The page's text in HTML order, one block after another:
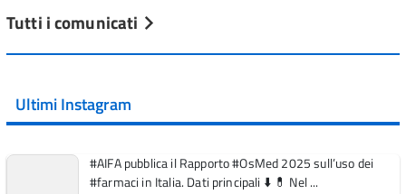
Tutti i comunicati
Ultimi Instagram
#AIFA pubblica il Rapporto #OsMed 2025 sull’uso dei
#farmaci in Italia. Dati principali ⬇️ 💊 Nel ...